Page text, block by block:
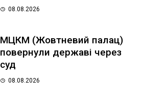
08.08.2026
МЦКМ (Жовтневий палац)
повернули державі через
суд
08.08.2026